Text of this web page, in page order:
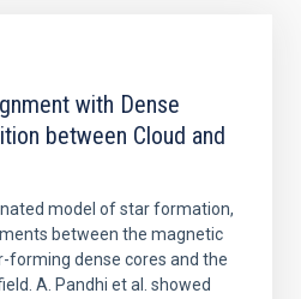
with Dense
between Cloud and
model of star formation,
between the magnetic
forming dense cores and the
A. Pandhi et al. showed